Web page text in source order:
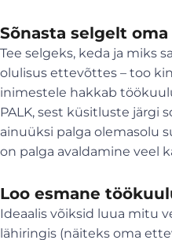
Sõnasta selgelt oma
Tee selgeks, keda ja miks
olulisus ettevõttes – too
inimestele hakkab
PALK, sest küsitluste järgi
ainuüksi palga olemasolu
on palga avaldamine veel
Loo esmane
Ideaalis võiksid luua mitu
lähiringis (näiteks oma